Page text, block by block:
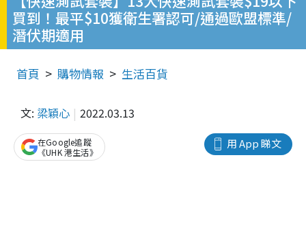
買到！最平$10獲衛生署認可/通過歐盟標準/
潛伏期適用
首頁 購物情報 生活百貨
文: 梁穎心 2022.03.13
用 App 睇文
在Google追蹤
《UHK 港生活》